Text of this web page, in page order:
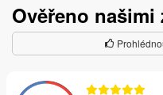
Ověřeno našimi